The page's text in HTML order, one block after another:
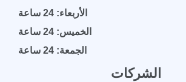
الأربعاء: 24 ساعة
الخميس: 24 ساعة
الجمعة: 24 ساعة
الشركات